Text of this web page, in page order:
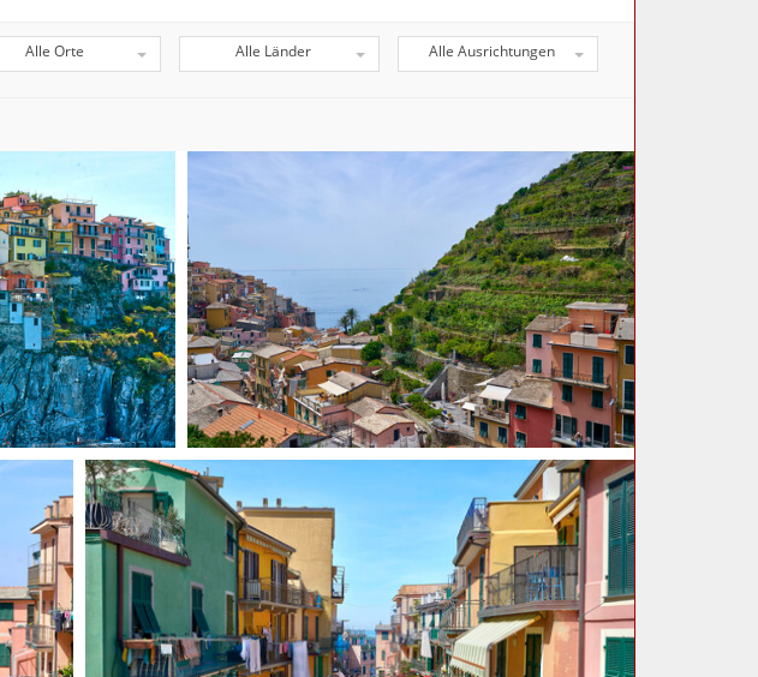
Alle Orte Alle Länder Alle Ausrichtungen